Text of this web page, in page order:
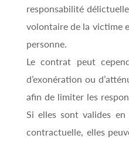
responsabilité
volontaire de la victime
personne.
Le contrat peut
d’exonération ou
afin de limiter les
Si elles sont valides
contractuelle, elles